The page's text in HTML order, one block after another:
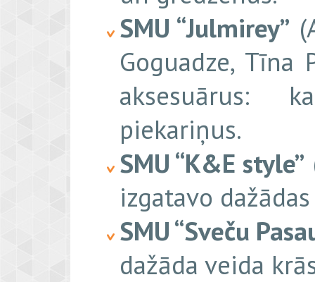
SMU “Julmirey”
Goguadze, Tīna
aksesuārus:
piekariņus.
SMU “K&E style”
izgatavo
SMU “Sveču
dažāda veida